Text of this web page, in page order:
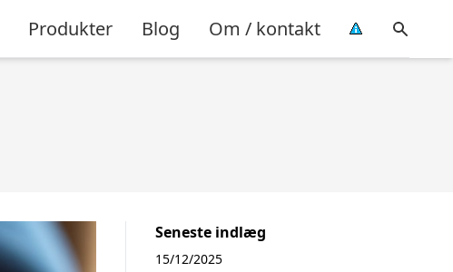
Produkter Blog Om / kontakt
Seneste indlæg
15/12/2025